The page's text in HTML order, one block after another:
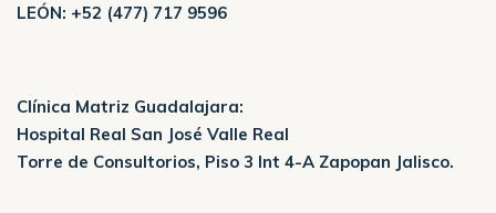
LEÓN: +52 (477) 717 9596
Clínica Matriz Guadalajara:
Hospital Real San José Valle Real
Torre de Consultorios, Piso 3 Int 4-A Zapopan Jalisco.